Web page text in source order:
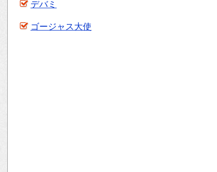
デバミ
ゴージャス大使